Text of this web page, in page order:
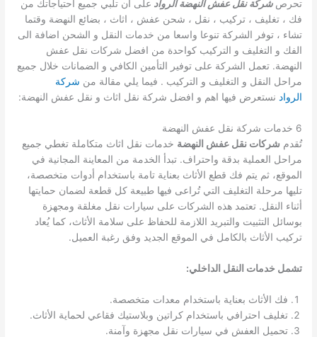
تحرصشركة نقل عفش النهضة الرواد على ان تلبي جميع احتياجاتك من
فك ، تغليف ، تركيب ، نقل ، شحن عفش ، اثاث ، بضائع النهضة وقتما
تشاء ، توفر الشركة تنوعا واسعا من خدمات النقل و الشحن اضافة الى
الفك و التغليف و التركيب كواحدة من افضل شركات نقل عفش
النهضة. تعمل الشركة على توفير التأمين الكافي و الضمانات خلال جميع
مراحل النقل و التغليف و التركيب . فيما يلي مقالة من شركة
الرواد نستعرض فيها اهم و افضل شركة نقل اثاث و نقل عفش النهضة:
6 خدمات شركة نقل عفش النهضة
تُقدم شركات نقل عفش النهضة خدمات نقل اثاث متكاملة تغطي جميع
مراحل العملية بدقة واحتراف. تبدأ الخدمة من المعاينة المجانية في
الموقع، ثم يتم فك قطع الأثاث بعناية تامة باستخدام أدوات متخصصة،
تليها مرحلة التغليف التي تُراعى فيها طبيعة كل قطعة لضمان حمايتها
أثناء النقل. تعتمد هذه الشركات على سيارات نقل مغلقة ومجهزة
بوسائل التثبيت والتبريد اللازمة للحفاظ على سلامة الأثاث، كما يُعاد
تركيب الأثاث بالكامل في الموقع الجديد وفق رغبة العميل.
تشمل خدمات النقل الداخلي:
فك الأثاث بعناية باستخدام معدات متخصصة.
تغليف احترافي باستخدام كراتين وبلاستيك فقاعي لحماية الأثاث.
تحميل العفش في سيارات نقل مجهزة وآمنة.